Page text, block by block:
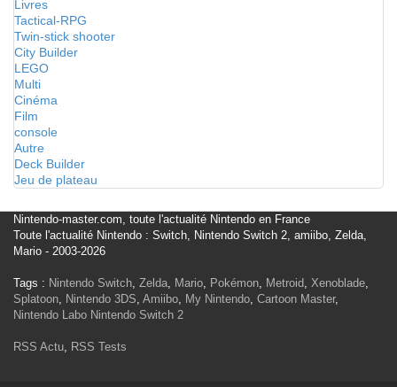
Livres
Tactical-RPG
Twin-stick shooter
City Builder
LEGO
Multi
Cinéma
Film
console
Autre
Deck Builder
Jeu de plateau
Nintendo-master.com, toute l'actualité Nintendo en France
Toute l'actualité Nintendo : Switch, Nintendo Switch 2, amiibo, Zelda,
Mario - 2003-2026
Tags : Nintendo Switch, Zelda, Mario, Pokémon, Metroid, Xenoblade,
Splatoon, Nintendo 3DS, Amiibo, My Nintendo, Cartoon Master,
Nintendo Labo Nintendo Switch 2
RSS Actu, RSS Tests